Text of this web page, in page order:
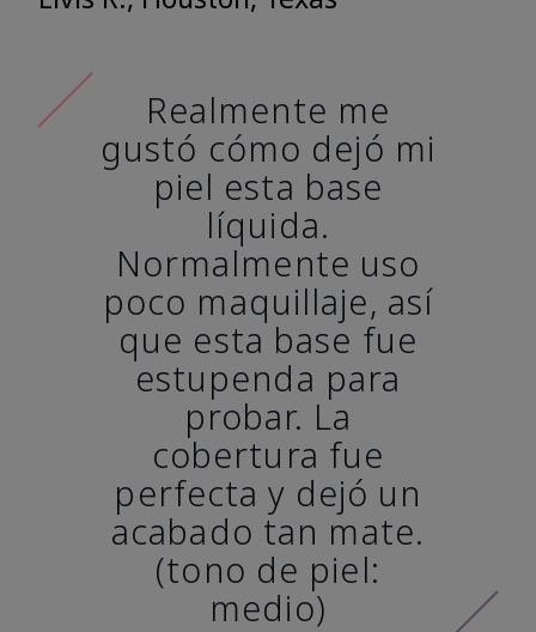
Realmente me
gustó cómo dejó mi
piel esta base
líquida.
Normalmente uso
poco maquillaje, así
que esta base fue
estupenda para
probar. La
cobertura fue
perfecta y dejó un
acabado tan mate.
(tono de piel:
medio)